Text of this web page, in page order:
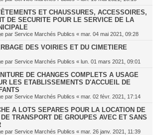
ET CHAUSSURES, ACCESSOIRES,
DE SECURITE POUR LE SERVICE DE LA
par Service Marchés Publics « mar. 04 mai 2021, 09:28
DES VOIRIES ET DU CIMETIERE
par Service Marchés Publics « lun. 01 mars 2021, 09:01
DE CHANGES COMPLETS A USAGE
LES ETABLISSEMENTS D'ACCUEIL DE
par Service Marchés Publics « mar. 02 févr. 2021, 17:14
A LOTS SEPARES POUR LA LOCATION DE
TRANSPORT DE GROUPES AVEC ET SANS
par Service Marchés Publics « mar. 26 janv. 2021, 11:39